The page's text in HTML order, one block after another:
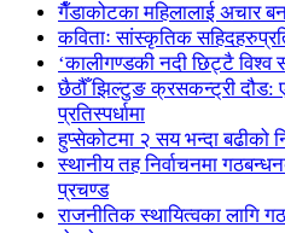
गैँडाकोटका महिलालाई अचार
कविताः सांस्कृतिक
‘कालीगण्डकी नदी छिट्टै विश्व
छैठौँ झिल्टुङ क्रसकन्ट्री दौड:
प्रतिस्पर्धामा
हुप्सेकोटमा २ सय भन्दा बढीको
स्थानीय तह निर्वाचनमा
प्रचण्ड
राजनीतिक स्थायित्वका लागि